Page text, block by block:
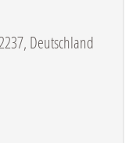
Deutschland